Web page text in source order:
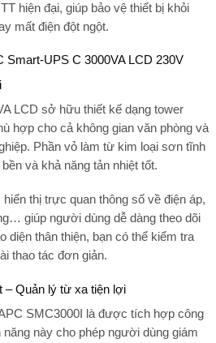
hiện đại, giúp bảo vệ thiết bị khỏi
mất điện đột ngột.
Smart-UPS C 3000VA LCD 230V
LCD sở hữu thiết kế dạng tower
hợp cho cả không gian văn phòng và
Phần vỏ làm từ kim loại sơn tĩnh
và khả năng tản nhiệt tốt.
thị trực quan thông số về điện áp,
giúp người dùng dễ dàng theo dõi
diện thân thiện, bạn có thể kiểm tra
thao tác đơn giản.
– Quản lý từ xa tiện lợi
SMC3000I
là được tích hợp công
năng này cho phép người dùng giám